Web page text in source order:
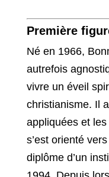
Première
Né en 1966,
autrefois
vivre un éveil
christianisme. Il
appliquées et
s’est orienté
diplôme d’un